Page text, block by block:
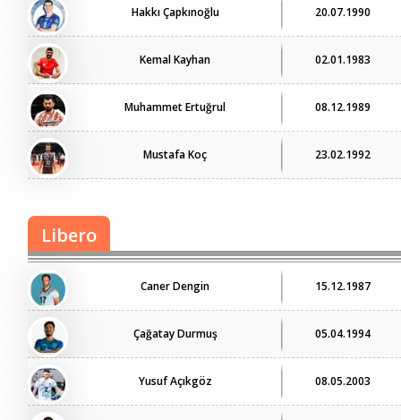
Hakkı Çapkınoğlu 20.07.1990
Kemal Kayhan 02.01.1983
Muhammet Ertuğrul 08.12.1989
Mustafa Koç 23.02.1992
Libero
Caner Dengin 15.12.1987
Çağatay Durmuş 05.04.1994
Yusuf Açıkgöz 08.05.2003